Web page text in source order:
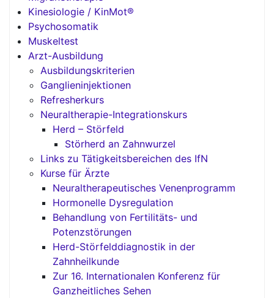
Kinesiologie / KinMot®
Psychosomatik
Muskeltest
Arzt-Ausbildung
Ausbildungskriterien
Ganglieninjektionen
Refresherkurs
Neuraltherapie-Integrationskurs
Herd – Störfeld
Störherd an Zahnwurzel
Links zu Tätigkeitsbereichen des IfN
Kurse für Ärzte
Neuraltherapeutisches Venenprogramm
Hormonelle Dysregulation
Behandlung von Fertilitäts- und
Potenzstörungen
Herd-Störfelddiagnostik in der
Zahnheilkunde
Zur 16. Internationalen Konferenz für
Ganzheitliches Sehen